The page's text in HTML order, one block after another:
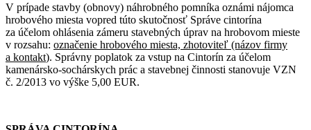
V prípade stavby (obnovy) náhrobného pomníka oznámi nájomca
hrobového miesta vopred túto skutočnosť Správe cintorína
za účelom ohlásenia zámeru stavebných úprav na hrobovom mieste
v rozsahu: označenie hrobového miesta, zhotoviteľ (názov firmy
a kontakt). Správny poplatok za vstup na Cintorín za účelom
kamenársko-sochárskych prác a stavebnej činnosti stanovuje VZN
č. 2/2013 vo výške 5,00 EUR.